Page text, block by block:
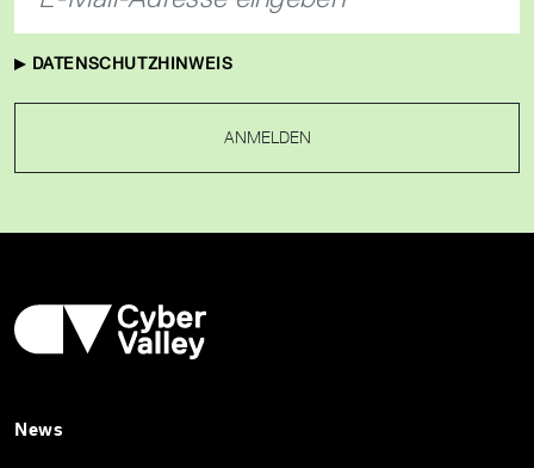
DATENSCHUTZHINWEIS
ANMELDEN
News